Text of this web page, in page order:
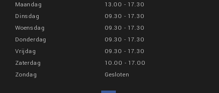
Maandag
13.00 - 17.30
Dinsdag
09.30 - 17.30
Woensdag
09.30 - 17.30
Donderdag
09.30 - 17.30
Vrijdag
09.30 - 17.30
Zaterdag
10.00 - 17.00
Zondag
Gesloten